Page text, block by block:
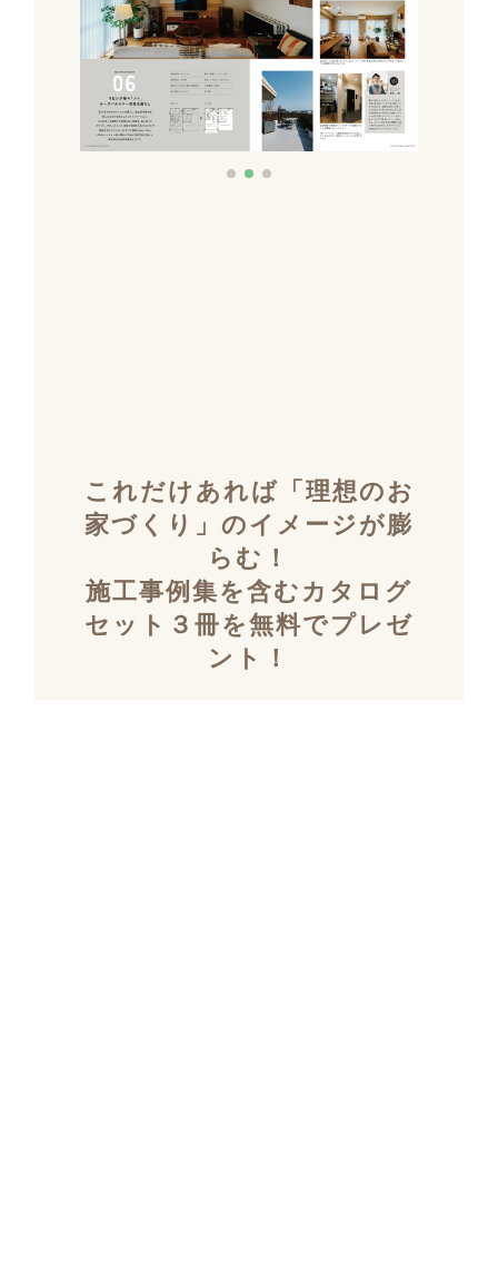
これだけあれば「理想のお
家づくり」のイメージが膨
らむ！
施工事例集を含むカタログ
セット３冊を無料でプレゼ
ント！